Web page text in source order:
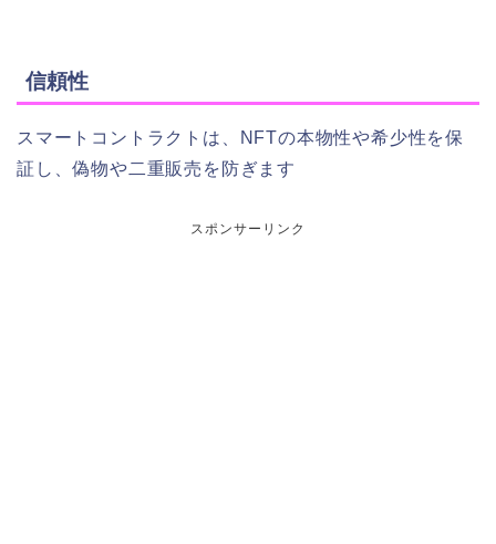
信頼性
スマートコントラクトは、NFTの本物性や希少性を保
証し、偽物や二重販売を防ぎます
スポンサーリンク